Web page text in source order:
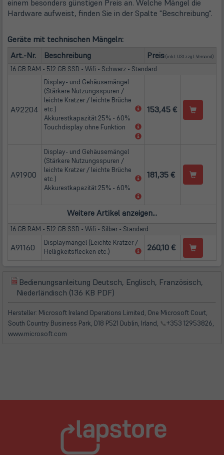
einem besonders günstigen Preis an. Welche Mängel die
Hardware aufweist, finden Sie in der Spalte "Beschreibung".
Geräte mit technischen Mängeln:
Art.-Nr.
Beschreibung Preis(inkl. USt zzgl. Versand)
16 GB RAM - 512 GB SSD - Wifi - Schwarz - Standard
A92204
Display- und Gehäusemängel
(Stärkere Nutzungsspuren /
leichte Kratzer / leichte Brüche
etc.)
(öffnet
neuem
Tab)
Akkurestkapazität 25% - 60%
(öffnet
in
Touchdisplay ohne Funktion
(öffnet
153,45 €
A91900
Display- und Gehäusemängel
(Stärkere Nutzungsspuren /
leichte Kratzer / leichte Brüche
etc.)
(öffnet
neuem
Akkurestkapazität 25% - 60%
(öffnet
neuem
181,35 €
16 GB RAM - 512 GB SSD - Wifi - Silber - Standard
A91160
Displaymängel (Leichte Kratzer /
Helligkeitsflecken etc.)
(öffnet
Tab)
260,10 €
(öffnet
in
neuem
Tab)
Bedienungsanleitung Deutsch, Englisch, Französisch,
Niederländisch (136 KB PDF)
in
neuem
Tab)
Hersteller: Microsoft Ireland Operations Limited, One Microsoft Court,
South Country Business Park, D18 P521 Dublin, Irland, 📞+353 12953826,
www.microsoft.com